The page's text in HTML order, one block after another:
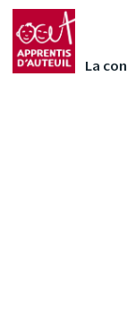
La
Faites